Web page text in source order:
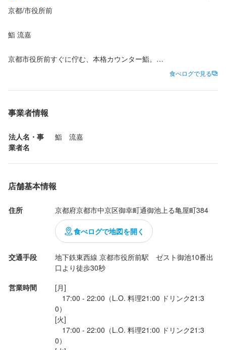
京都/市役所前
鮨 流嘉
京都市役所前すぐに佇む、本格カウンター鮨。
初めてでも気軽に入れる雰囲気で、
デートや記念日にもおすすめ◎
⸻
お任せRyuka-流嘉-コース　22,000円
握りだけでなく、
お造りや焼き物も楽しめる贅沢コース✨
【コース内容】
・先付け
・刺身／季節のお造り
・季節の焼き物
食べログで見る
事業者情報
法人名・事
業者名
鮨　流嘉
店舗基本情報
住所 京都府京都市中京区御幸町通御池上る亀屋町384
食べログで地図を開く
交通手段
地下鉄東西線 京都市役所前駅　ゼスト御池10番出
口より徒歩30秒
営業時間
[月]
17:00 - 22:00（L.O. 料理21:00 ドリンク21:3
0）
[火]
17:00 - 22:00（L.O. 料理21:00 ドリンク21:3
0）
＜流嘉をオススメするのは？＞
・鮮魚や高級食材に触れられる機会も多いです
・勤務時間は17時～23時迄の短時間勤務(6h)社員募集
きます。
＜流嘉はどんなお店？＞
2025年6月に開店！
10名以上のアルバイトスタッフが活躍中！
なって協力する一体感があります。
常に活気があって明るい雰囲気です。
※忙しいときも対応できるようにたくさんのスタッフで現場を回し
ています。誰かに作業が偏る心配もなし。みんなで協力しながら
元気に営業しています！
個人店なので、大入りの日には、閉店後にみんなで美味しい物や
甘～いスイーツを食べたり、お酒で乾杯～!ということも。ご褒美
や嬉しいことがいっぱいそんな自由で楽しい職場で日々がんばっ